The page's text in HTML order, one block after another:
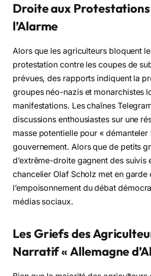
Droite aux
l’Alarme
Alors que les agriculteurs bloquent
protestation contre les coupes de
prévues, des rapports indiquent la
groupes néo-nazis et monarchistes
manifestations. Les chaînes
discussions enthousiastes sur une
masse potentielle pour « démanteler
gouvernement. Alors que de petits
d’extrême-droite gagnent des suivis
chancelier Olaf Scholz met en garde
l’empoisonnement du débat
médias sociaux.
Les Griefs des
Narratif « Allemagne